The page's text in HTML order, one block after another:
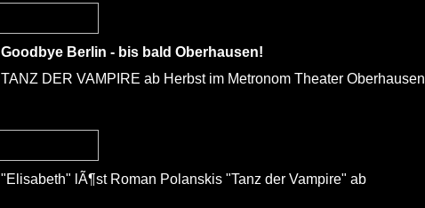
Goodbye Berlin - bis bald Oberhausen!
TANZ DER VAMPIRE ab Herbst im Metronom Theater Oberhausen
"Elisabeth" lÃ¶st Roman Polanskis "Tanz der Vampire" ab